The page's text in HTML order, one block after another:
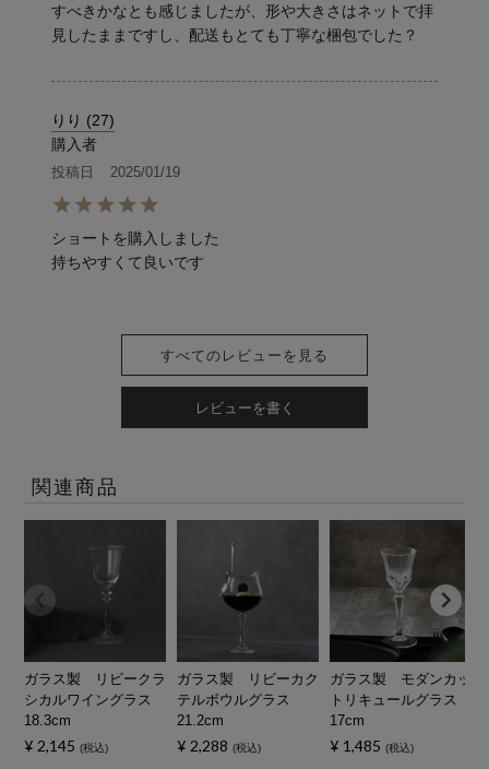
すべきかなとも感じましたが、形や大きさはネットで拝
見したままですし、配送もとても丁寧な梱包でした？
りり
27
購入者
投稿日 2025/01/19
ショートを購入しました
持ちやすくて良いです
すべてのレビューを見る
レビューを書く
関連商品
ガラス製 リビークラ
シカルワイングラス
18.3cm
¥ 2,145 税込
ガラス製 リビーカク
テルボウルグラス
21.2cm
¥ 2,288 税込
ガラス製 モダンカッ
トリキュールグラス
17cm
¥ 1,485 税込